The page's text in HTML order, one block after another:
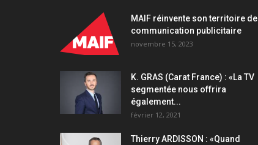
MAIF réinvente son territoire de
communication publicitaire
novembre 15, 2023
K. GRAS (Carat France) : «La TV
segmentée nous offrira
également...
février 12, 2021
Thierry ARDISSON : «Quand